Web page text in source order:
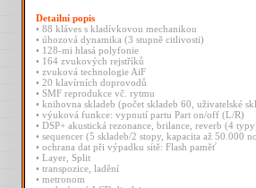
Detailní popis
• 88 kláves s kladívkovou mechanikou
• úhozová dynamika (3 stupně citlivosti)
• 128-mi hlasá polyfonie
• 164 zvukových rejstříků
• zvuková technologie AiF
• 20 klavírních doprovodů
• SMF reprodukce vč. rytmu
• knihovna skladeb (počet skladeb 60, uživatelské
• výuková funkce: vypnutí partu Part on/off (L/R)
• DSP+ akustická rezonance, brilance, reverb (4
• sequencer (5 skladeb/2 stopy, kapacita až 50.000
• ochrana dat při výpadku sítě: Flash paměť
• Layer, Split
• transpozice, ladění
• metronom